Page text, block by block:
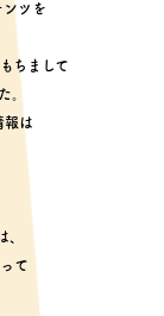
ンツを
ちまして
。
報は
、
て